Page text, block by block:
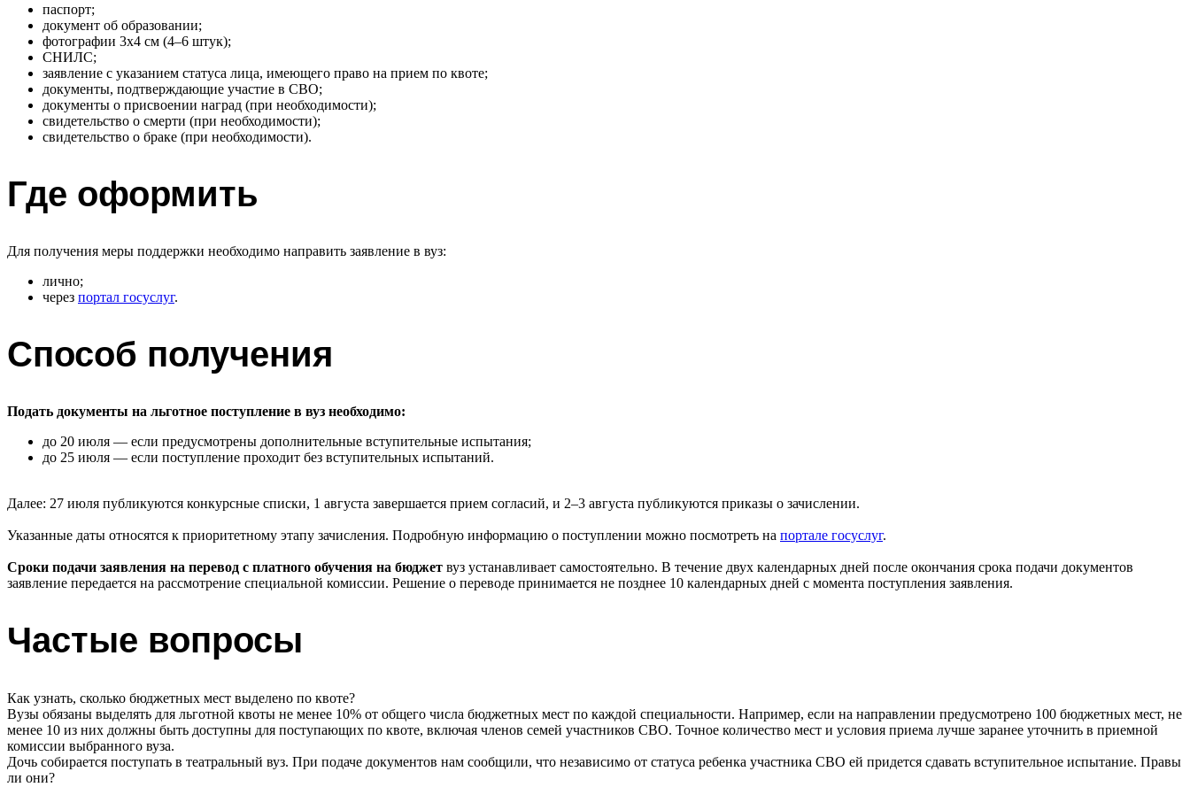
паспорт;
документ об образовании;
фотографии 3х4 см (4–6 штук);
СНИЛС;
заявление с указанием статуса лица, имеющего право на прием по квоте;
документы, подтверждающие участие в СВО;
документы о присвоении наград (при необходимости);
свидетельство о смерти (при необходимости);
свидетельство о браке (при необходимости).
Где оформить
Для получения меры поддержки необходимо направить заявление в вуз:
лично;
через портал госуслуг.
Способ получения
Подать документы на льготное поступление в вуз необходимо:
до 20 июля — если предусмотрены дополнительные вступительные испытания;
до 25 июля — если поступление проходит без вступительных испытаний.
Далее: 27 июля публикуются конкурсные списки, 1 августа завершается прием согласий, и 2–3 августа публикуются приказы о зачислении.
Указанные даты относятся к приоритетному этапу зачисления. Подробную информацию о поступлении можно посмотреть на портале госуслуг.
Сроки подачи заявления на перевод с платного обучения на бюджет вуз устанавливает самостоятельно. В течение двух календарных дней после окончания срока подачи документов
заявление передается на рассмотрение специальной комиссии. Решение о переводе принимается не позднее 10 календарных дней с момента поступления заявления.
Частые вопросы
Как узнать, сколько бюджетных мест выделено по квоте?
Вузы обязаны выделять для льготной квоты не менее 10% от общего числа бюджетных мест по каждой специальности. Например, если на направлении предусмотрено 100 бюджетных мест, не
менее 10 из них должны быть доступны для поступающих по квоте, включая членов семей участников СВО. Точное количество мест и условия приема лучше заранее уточнить в приемной
комиссии выбранного вуза.
Дочь собирается поступать в театральный вуз. При подаче документов нам сообщили, что независимо от статуса ребенка участника СВО ей придется сдавать вступительное испытание. Правы
ли они?